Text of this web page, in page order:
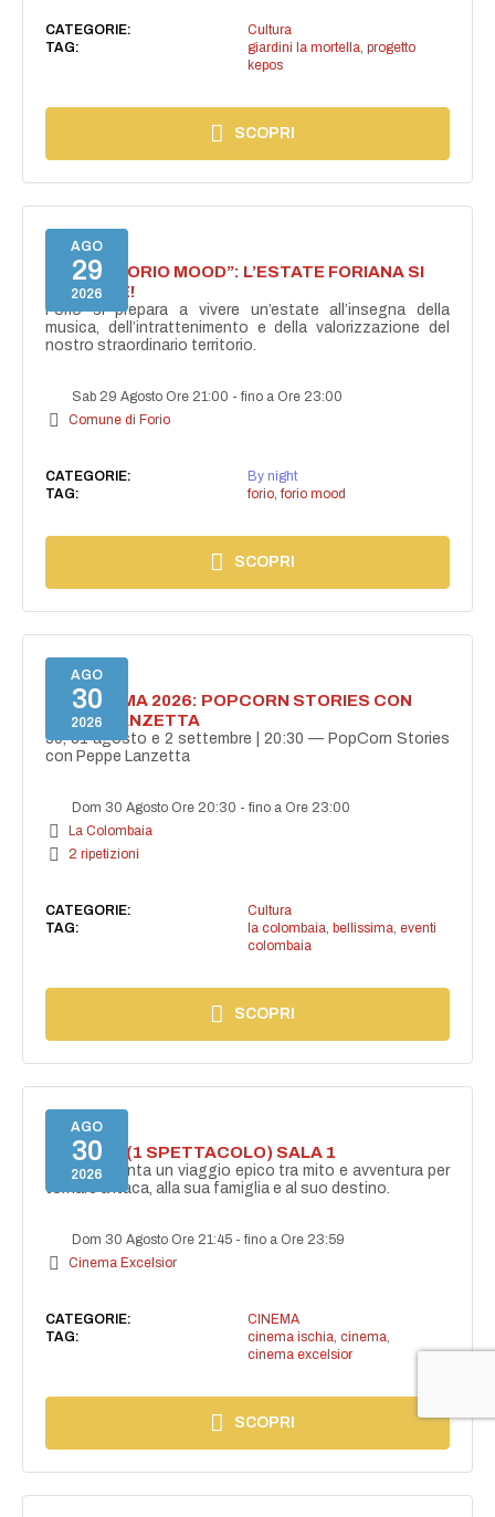
CATEGORIE:
Cultura
TAG:
giardini la mortella, progetto
kepos
SCOPRI
AGO
29
2026
NASCE “FORIO MOOD”: L’ESTATE FORIANA SI
ACCENDE!
Forio si prepara a vivere un’estate all’insegna della
musica, dell’intrattenimento e della valorizzazione del
nostro straordinario territorio.
Sab 29 Agosto Ore 21:00 -fino a Ore 23:00
Comune di Forio
CATEGORIE:
By night
TAG:
forio, forio mood
SCOPRI
AGO
30
2026
BELLISSIMA 2026: POPCORN STORIES CON
PEPPE LANZETTA
30, 31 agosto e 2 settembre | 20:30 — PopCorn Stories
con Peppe Lanzetta
Dom 30 Agosto Ore 20:30 -fino a Ore 23:00
La Colombaia
2 ripetizioni
CATEGORIE:
Cultura
TAG:
la colombaia, bellissima, eventi
colombaia
SCOPRI
AGO
30
2026
ODISSEA (1 SPETTACOLO) SALA 1
Ulisse affronta un viaggio epico tra mito e avventura per
tornare a Itaca, alla sua famiglia e al suo destino.
Dom 30 Agosto Ore 21:45 -fino a Ore 23:59
Cinema Excelsior
CATEGORIE:
CINEMA
TAG:
cinema ischia, cinema,
cinema excelsior
SCOPRI